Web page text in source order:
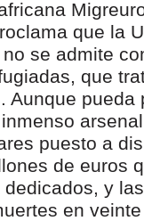
que la
se admite
que
Aunque pueda
puesto a
de euros
y
en